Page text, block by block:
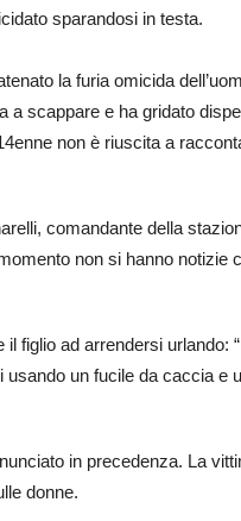
sparandosi in testa.
la furia omicida
a scappare e ha gridato
non è riuscita a
comandante della
non si hanno notizie
figlio ad arrendersi urlando:
un fucile da caccia e
in precedenza. La
donne.